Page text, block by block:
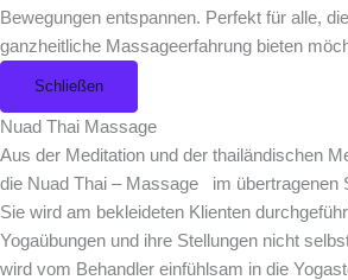
Bewegungen entspannen. Perfekt für alle,
ganzheitliche Massageerfahrung bieten
Schließen
Nuad Thai Massage
Aus der Meditation und der thailändischen
die Nuad Thai – Massage im übertragenen
Sie wird am bekleideten Klienten
Yogaübungen und ihre Stellungen nicht
wird vom Behandler einfühlsam in die